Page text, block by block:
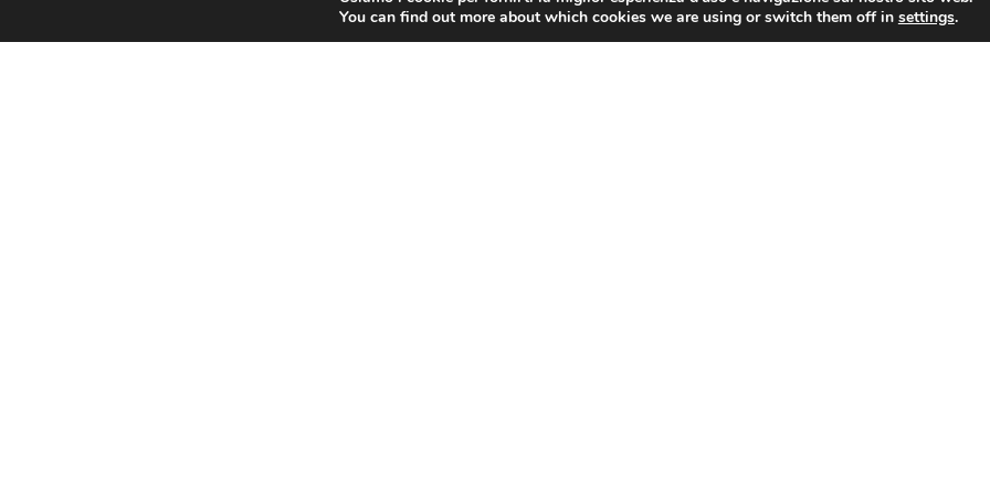
You can find out more about which cookies we are using or switch them off in settings.